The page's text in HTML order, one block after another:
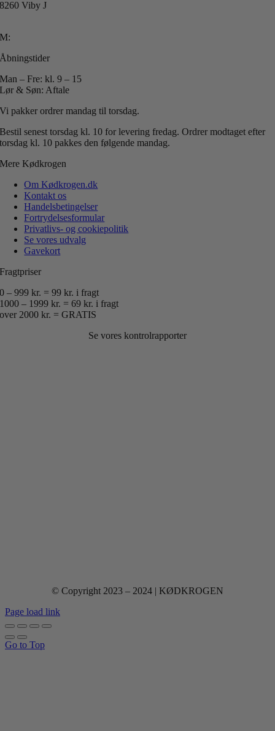
8260 Viby J
M:
Åbningstider
Man – Fre: kl. 9 – 15
Lør & Søn: Aftale
Vi pakker ordrer mandag til torsdag.
Bestil senest torsdag kl. 10 for levering fredag.Ordrer modtaget efter
torsdag kl. 10 pakkes den følgende mandag.
Mere Kødkrogen
Om Kødkrogen.dk
Kontakt os
Handelsbetingelser
Fortrydelsesformular
Privatlivs- og cookiepolitik
Se vores udvalg
Gavekort
Fragtpriser
0 – 999 kr. = 99 kr. i fragt
1000 – 1999 kr. = 69 kr. i fragt
over 2000 kr. = GRATIS
Se vores kontrolrapporter
© Copyright 2023 – 2024 | KØDKROGEN
Page load link
Go to Top